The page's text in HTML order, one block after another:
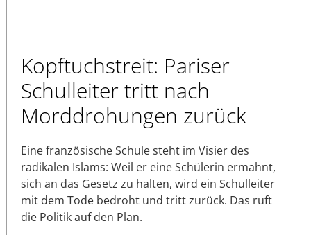
Kopftuchstreit: Pariser
Schulleiter tritt nach
Morddrohungen zurück
Eine französische Schule steht im Visier des
radikalen Islams: Weil er eine Schülerin ermahnt,
sich an das Gesetz zu halten, wird ein Schulleiter
mit dem Tode bedroht und tritt zurück. Das ruft
die Politik auf den Plan.